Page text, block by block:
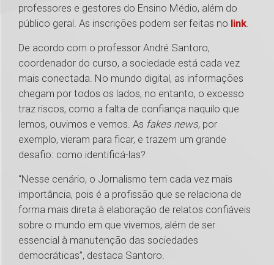
professores e gestores do Ensino Médio, além do
público geral. As inscrições podem ser feitas no link.
De acordo com o professor André Santoro,
coordenador do curso, a sociedade está cada vez
mais conectada. No mundo digital, as informações
chegam por todos os lados, no entanto, o excesso
traz riscos, como a falta de confiança naquilo que
lemos, ouvimos e vemos. As fakes news, por
exemplo, vieram para ficar, e trazem um grande
desafio: como identificá-las?
“Nesse cenário, o Jornalismo tem cada vez mais
importância, pois é a profissão que se relaciona de
forma mais direta à elaboração de relatos confiáveis
sobre o mundo em que vivemos, além de ser
essencial à manutenção das sociedades
democráticas”, destaca Santoro.